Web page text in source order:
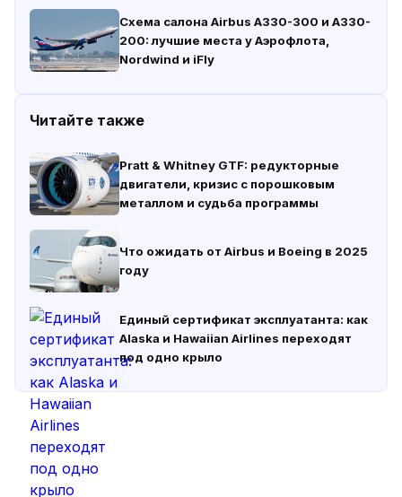
Схема салона Airbus A330-300 и A330-
200: лучшие места у Аэрофлота,
Nordwind и iFly
Читайте также
Pratt & Whitney GTF: редукторные
двигатели, кризис с порошковым
металлом и судьба программы
Что ожидать от Airbus и Boeing в 2025
году
Единый сертификат эксплуатанта: как
Alaska и Hawaiian Airlines переходят
под одно крыло